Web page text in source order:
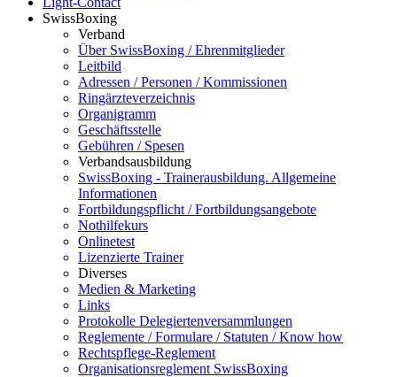
SwissBoxing
Verband
Über SwissBoxing / Ehrenmitglieder
Leitbild
Adressen / Personen / Kommissionen
Ringärzteverzeichnis
Organigramm
Geschäftsstelle
Gebühren / Spesen
Verbandsausbildung
SwissBoxing - Trainerausbildung. Allgemeine
Informationen
Fortbildungspflicht / Fortbildungsangebote
Nothilfekurs
Onlinetest
Lizenzierte Trainer
Diverses
Medien & Marketing
Links
Protokolle Delegiertenversammlungen
Reglemente / Formulare / Statuten / Know how
Rechtspflege-Reglement
Organisationsreglement SwissBoxing